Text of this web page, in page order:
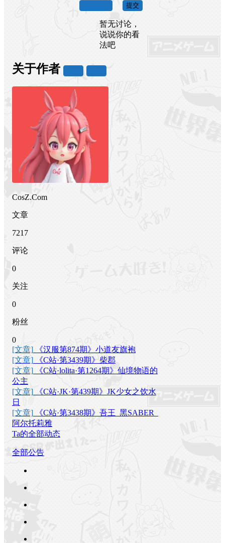
提交
暂无讨论，
说说你的看
法吧
关于作者
CosZ.Com
文章
7217
评论
0
关注
0
粉丝
0
[文章] 《汉服第874期》小道友旗袍
[文章] 《C站·第3439期》柴郡
[文章] 《C站·lolita·第1264期》仙境物语的
公主
[文章] 《C站·JK·第439期》JK少女之饮水
日
[文章] 《C站·第3438期》吾王_黑SABER_
阿尔托莉雅
Ta的全部动态
全部公告